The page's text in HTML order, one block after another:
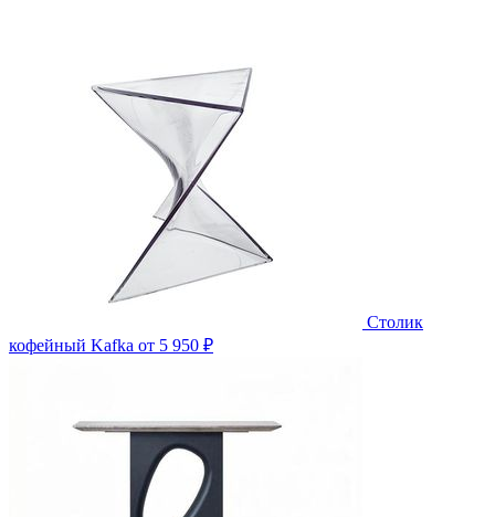
Столик
кофейный Kafka от 5 950 ₽